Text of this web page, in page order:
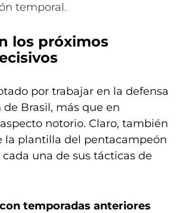
temporal.
los próximos
por trabajar en la defensa
Brasil, más que en
notorio. Claro, también
la plantilla del pentacampeón
una de sus tácticas de
temporadas anteriores